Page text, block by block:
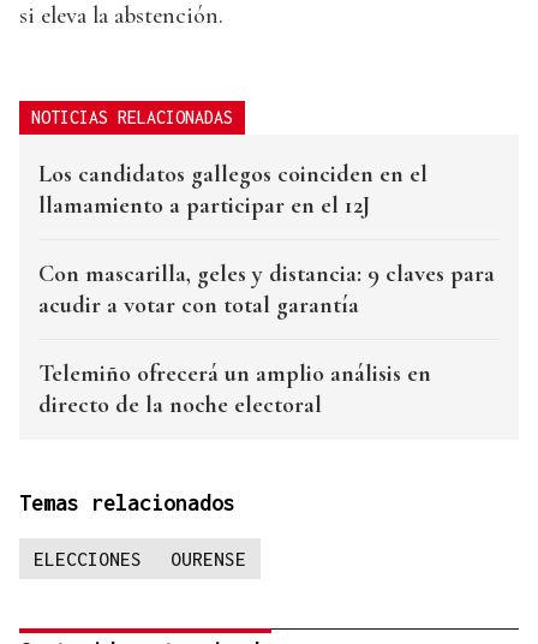
si eleva la abstención.
NOTICIAS RELACIONADAS
Los candidatos gallegos coinciden en el
llamamiento a participar en el 12J
Con mascarilla, geles y distancia: 9 claves para
acudir a votar con total garantía
Telemiño ofrecerá un amplio análisis en
directo de la noche electoral
Temas relacionados
ELECCIONES OURENSE